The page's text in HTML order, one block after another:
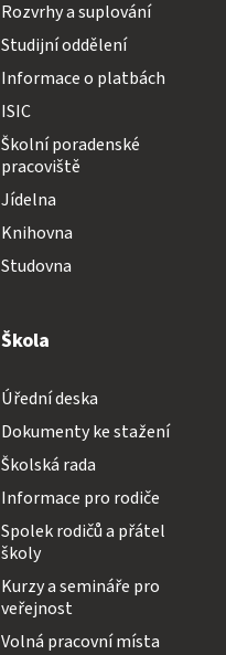
Rozvrhy a suplování
Studijní oddělení
Informace o platbách
ISIC
Školní poradenské
pracoviště
Jídelna
Knihovna
Studovna
Škola
Úřední deska
Dokumenty ke stažení
Školská rada
Informace pro rodiče
Spolek rodičů a přátel
školy
Kurzy a semináře pro
veřejnost
Volná pracovní místa